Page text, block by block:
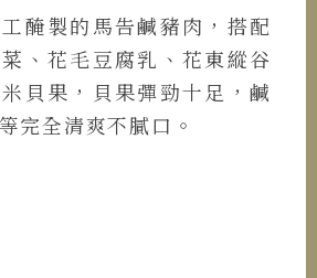
醃製的馬告鹹豬肉，搭配
、花毛豆腐乳、花東縱谷
貝果，貝果彈勁十足，鹹
完全清爽不膩口。